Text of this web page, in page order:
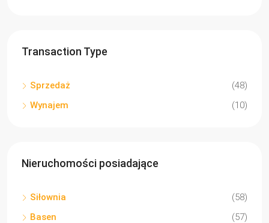
Transaction Type
Sprzedaż
(48)
Wynajem
(10)
Nieruchomości posiadające
Siłownia
(58)
Basen
(57)